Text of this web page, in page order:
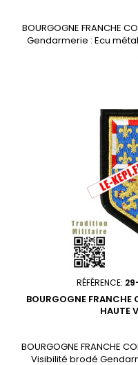
BOURGOGNE FRANCHE
Gendarmerie : Ecu
Départementale;
RÉFÉRENCE:
BOURGOGNE FRANCHE
HAUTE
BOURGOGNE FRANCHE
Visibilité brodé